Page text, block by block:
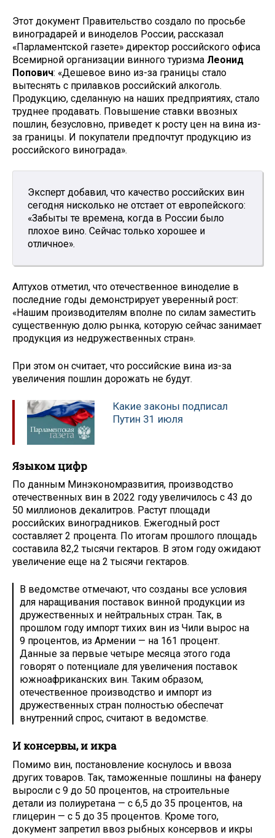
Этот документ Правительство создало по просьбе
виноградарей и виноделов России, рассказал
«Парламентской газете» директор российского офиса
Всемирной организации винного туризма Леонид
Попович: «Дешевое вино из-за границы стало
вытеснять с прилавков российский алкоголь.
Продукцию, сделанную на наших предприятиях, стало
труднее продавать. Повышение ставки ввозных
пошлин, безусловно, приведет к росту цен на вина из-
за границы. И покупатели предпочтут продукцию из
российского винограда».
Эксперт добавил, что качество российских вин
сегодня нисколько не отстает от европейского:
«Забыты те времена, когда в России было
плохое вино. Сейчас только хорошее и
отличное».
Алтухов отметил, что отечественное виноделие в
последние годы демонстрирует уверенный рост:
«Нашим производителям вполне по силам заместить
существенную долю рынка, которую сейчас занимает
продукция из недружественных стран».
При этом он считает, что российские вина из-за
увеличения пошлин дорожать не будут.
Какие законы подписал
Путин 31 июля
Языком цифр
По данным Минэкономразвития, производство
отечественных вин в 2022 году увеличилось с 43 до
50 миллионов декалитров. Растут площади
российских виноградников. Ежегодный рост
составляет 2 процента. По итогам прошлого площадь
составила 82,2 тысячи гектаров. В этом году ожидают
увеличение еще на 2 тысячи гектаров.
В ведомстве отмечают, что созданы все условия
для наращивания поставок винной продукции из
дружественных и нейтральных стран. Так, в
прошлом году импорт тихих вин из Чили вырос на
9 процентов, из Армении — на 161 процент.
Данные за первые четыре месяца этого года
говорят о потенциале для увеличения поставок
южноафриканских вин. Таким образом,
отечественное производство и импорт из
дружественных стран полностью обеспечат
внутренний спрос, считают в ведомстве.
И консервы, и икра
Помимо вин, постановление коснулось и ввоза
других товаров. Так, таможенные пошлины на фанеру
выросли с 9 до 50 процентов, на строительные
детали из полиуретана — с 6,5 до 35 процентов, на
глицерин — с 5 до 35 процентов. Кроме того,
документ запретил ввоз рыбных консервов и икры